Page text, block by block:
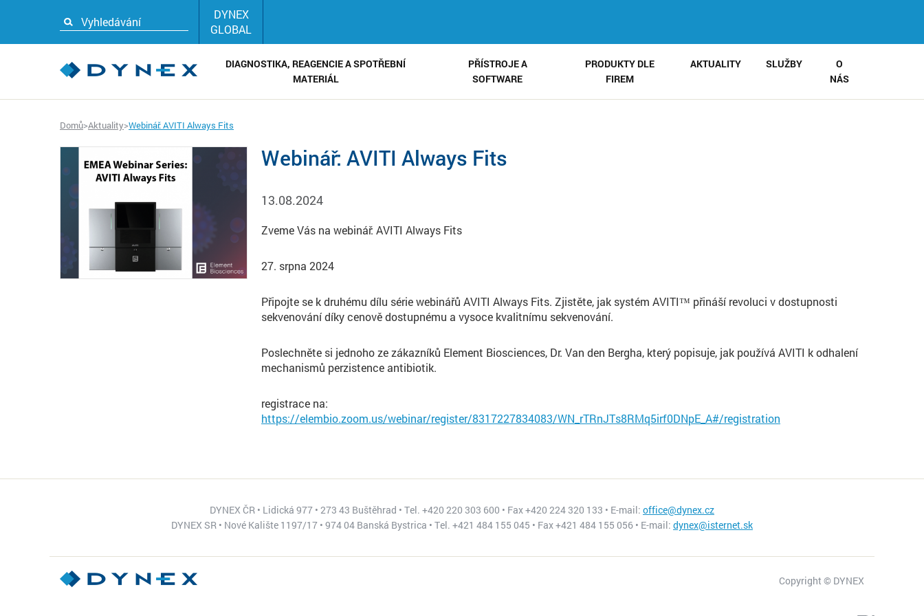
DYNEX
GLOBAL
DIAGNOSTIKA, REAGENCIE A SPOTŘEBNÍ
MATERIÁL
PŘÍSTROJE A
SOFTWARE
PRODUKTY DLE
FIREM
AKTUALITY SLUŽBY
O
NÁS
Domů>Aktuality>Webinář: AVITI Always Fits
Webinář: AVITI Always Fits
13.08.2024
Zveme Vás na webinář: AVITI Always Fits
27. srpna 2024
Připojte se k druhému dílu série webinářů AVITI Always Fits. Zjistěte, jak systém AVITI™️ přináší revoluci v dostupnosti
sekvenování díky cenově dostupnému a vysoce kvalitnímu sekvenování.
Poslechněte si jednoho ze zákazníků Element Biosciences, Dr. Van den Bergha, který popisuje, jak používá AVITI k odhalení
mechanismů perzistence antibiotik.
registrace na:
https://elembio.zoom.us/webinar/register/8317227834083/WN_rTRnJTs8RMq5irf0DNpE_A#/registration
DYNEX ČR • Lidická 977 • 273 43 Buštěhrad • Tel. +420 220 303 600 • Fax +420 224 320 133 • E-mail: office@dynex.cz
DYNEX SR • Nové Kalište 1197/17 • 974 04 Banská Bystrica • Tel. +421 484 155 045 • Fax +421 484 155 056 • E-mail: dynex@isternet.sk
Copyright © DYNEX